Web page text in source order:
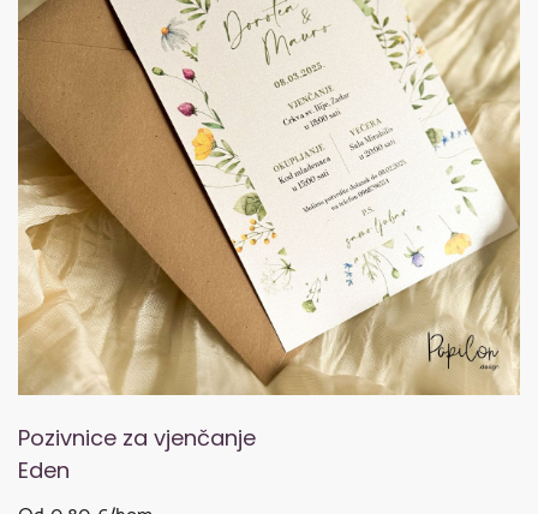
Pozivnice za vjenčanje
Eden